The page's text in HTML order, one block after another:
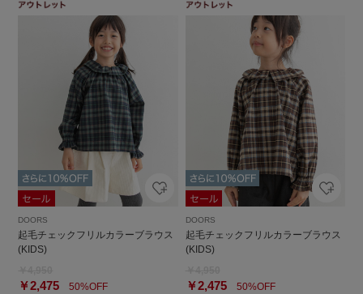
DOORS
起毛チェックフリルカラーブラウス
(KIDS)
￥2,475 50%OFF
DOORS
起毛チェックフリルカラーブラウス
(KIDS)
￥2,47550%OFF